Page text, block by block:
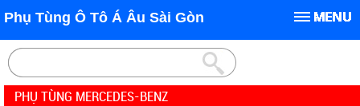
Phụ Tùng Ô Tô Á Âu Sài Gòn
PHỤ TÙNG MERCEDES-BENZ